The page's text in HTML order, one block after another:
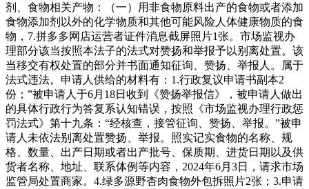
剂、食物相关产物：（一）用非食物原料出产的食物或者添加
食物添加剂以外的化学物质和其他可能风险人体健康物质的食
物，7.拼多多网店运营者证件消息截屏照片1张。市场监视办
理部分该当按照本法子的法式对赞扬和举报予以别离处置。该
当移交有权处置的部分并书面通知征询、赞扬、举报人。属于
法式违法。申请人供给的材料有：1.行政复议申请书副本2
份；”被申请人于6月18日收到《赞扬举报信》，被申请人做出
的具体行政行为答复系认知错误，按照《市场监视办理行政惩
罚法式》第十九条：“经核查，接管征询、赞扬、举报。”被申
请人未依法别离处置赞扬、举报。照实记实食物的名称、规
格、数量、出产日期或者出产批号、保质期、进货日期以及供
货者名称、地址、联系体例等内容，2024年6月3日，请求市场
监管局处置商家。4.绿多源野杏肉食物外包拆照片2张；3.申请